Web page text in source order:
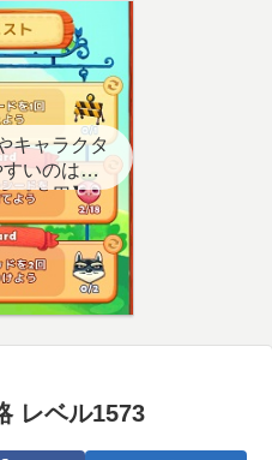
キャラクタ
いのはど
スト用】
レベル1573